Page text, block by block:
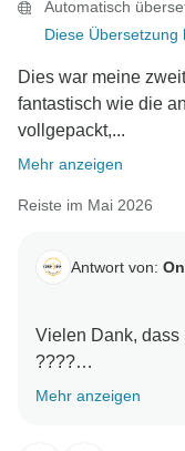
Automatisch
Diese Übersetzung
Dies war meine
fantastisch wie die
vollgepackt,...
Mehr anzeigen
Reiste im Mai 2026
Antwort von:
Vielen Dank, dass
????
Mehr anzeigen